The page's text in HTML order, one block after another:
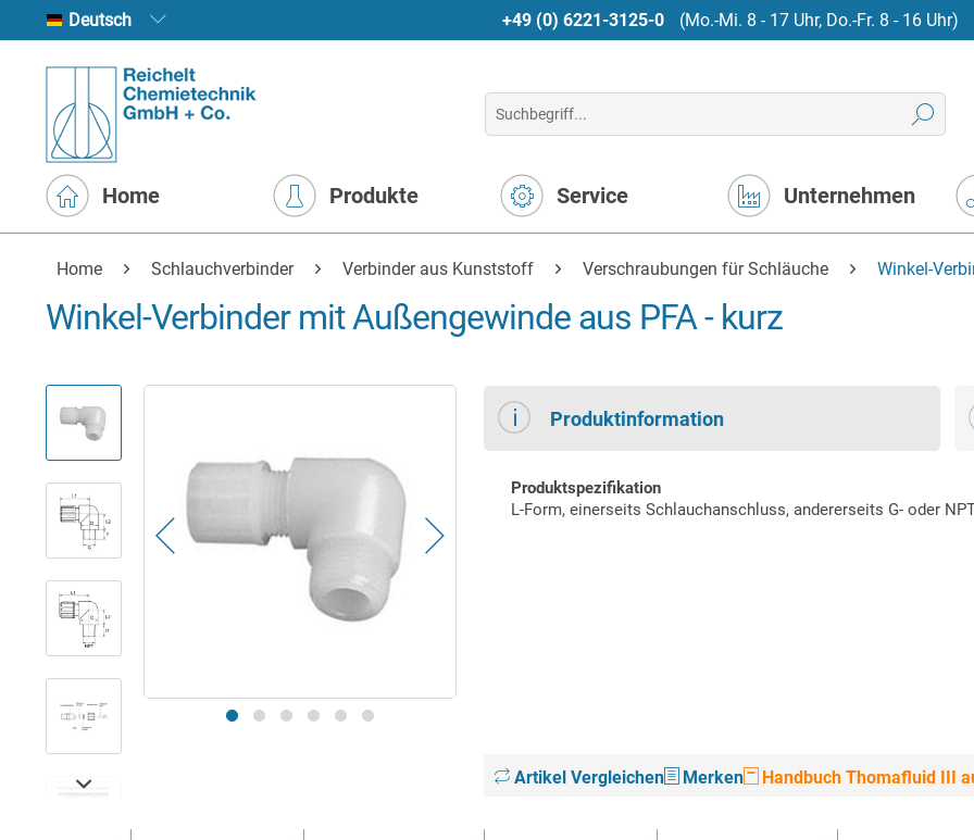
Deutsch +49 (0) 6221-3125-0 (Mo.-Mi. 8 - 17 Uhr, Do.-Fr. 8 - 16 Uhr)
Home Produkte Service Unternehmen
Home Schlauchverbinder Verbinder aus Kunststoff Verschraubungen für Schläuche Winkel-
Winkel-Verbinder mit Außengewinde aus PFA - kurz
Produktinformation
Produktspezifikation
L-Form, einerseits Schlauchanschluss, andererseits G- oder
Artikel Vergleichen Merken Handbuch Thomafluid III